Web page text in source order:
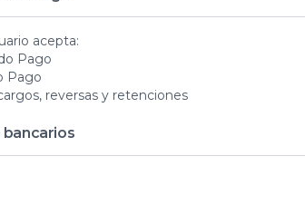
acepta:
Pago
Pago
reversas y retenciones